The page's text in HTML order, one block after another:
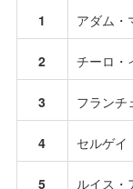
1 アダム・
2 チーロ・
3 フランチ
4 セルゲイ
5 ルイス・